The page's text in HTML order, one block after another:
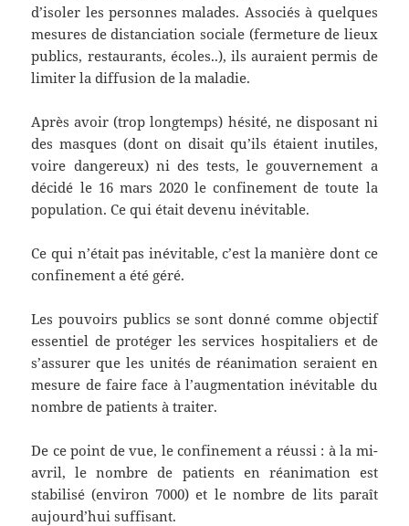
d’isoler les personnes malades. Associés à quelques
mesures de distanciation sociale (fermeture de lieux
publics, restaurants, écoles..), ils auraient permis de
limiter la diffusion de la maladie.
Après avoir (trop longtemps) hésité, ne disposant ni
des masques (dont on disait qu’ils étaient inutiles,
voire dangereux) ni des tests, le gouvernement a
décidé le 16 mars 2020 le confinement de toute la
population. Ce qui était devenu inévitable.
Ce qui n’était pas inévitable, c’est la manière dont ce
confinement a été géré.
Les pouvoirs publics se sont donné comme objectif
essentiel de protéger les services hospitaliers et de
s’assurer que les unités de réanimation seraient en
mesure de faire face à l’augmentation inévitable du
nombre de patients à traiter.
De ce point de vue, le confinement a réussi : à la mi-
avril, le nombre de patients en réanimation est
stabilisé (environ 7000) et le nombre de lits paraît
aujourd’hui suffisant.